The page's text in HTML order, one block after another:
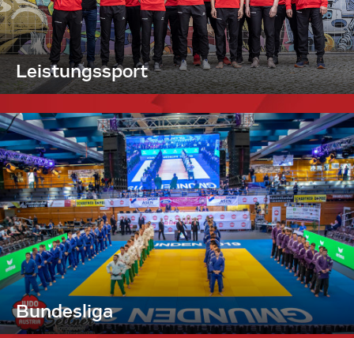
Leistungssport
Bundesliga